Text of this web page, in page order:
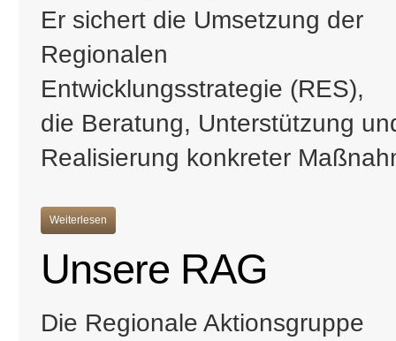
Er sichert die Umsetzung der
Regionalen
Entwicklungsstrategie (RES),
die Beratung, Unterstützung
Realisierung konkreter
Weiterlesen
Unsere RAG
Die Regionale Aktionsgruppe